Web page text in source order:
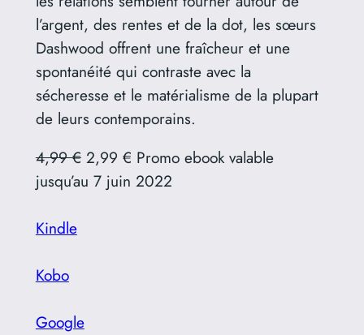
l’argent, des rentes et de la dot, les sœurs
Dashwood offrent une fraîcheur et une
spontanéité qui contraste avec la
sécheresse et le matérialisme de la plupart
de leurs contemporains.
4,99 €2,99 € Promo ebook valable
jusqu’au 7 juin 2022
Kindle
Kobo
Google